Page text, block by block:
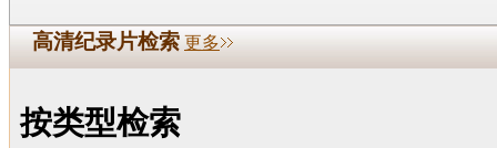
高清纪录片检索 更多
按类型检索